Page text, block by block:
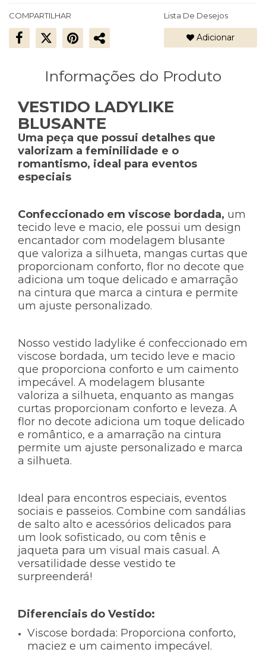
COMPARTILHAR Lista De Desejos
Adicionar
Informações do Produto
VESTIDO LADYLIKE
BLUSANTE
Uma peça que possui detalhes que
valorizam a feminilidade e o
romantismo, ideal para eventos
especiais
Confeccionado em viscose bordada, um
tecido leve e macio, ele possui um design
encantador com modelagem blusante
que valoriza a silhueta, mangas curtas que
proporcionam conforto, flor no decote que
adiciona um toque delicado e amarração
na cintura que marca a cintura e permite
um ajuste personalizado.
Nosso vestido ladylike é confeccionado em
viscose bordada, um tecido leve e macio
que proporciona conforto e um caimento
impecável. A modelagem blusante
valoriza a silhueta, enquanto as mangas
curtas proporcionam conforto e leveza. A
flor no decote adiciona um toque delicado
e romântico, e a amarração na cintura
permite um ajuste personalizado e marca
a silhueta.
Ideal para encontros especiais, eventos
sociais e passeios. Combine com sandálias
de salto alto e acessórios delicados para
um look sofisticado, ou com tênis e
jaqueta para um visual mais casual. A
versatilidade desse vestido te
surpreenderá!
Diferenciais do Vestido:
Viscose bordada: Proporciona conforto,
maciez e um caimento impecável.